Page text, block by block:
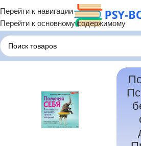
Перейти к навигации
Перейти к основному содержимому
Главная Терапия по Состояниям